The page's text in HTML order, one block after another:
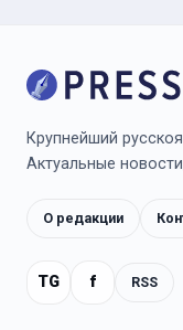
Крупнейший
Актуальные
О редакции
TG f RSS